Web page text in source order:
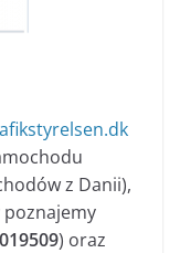
z Danii),
) oraz